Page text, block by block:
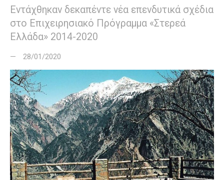
Εντάχθηκαν δεκαπέντε νέα επενδυτικά σχέδια
στο Επιχειρησιακό Πρόγραμμα «Στερεά
Ελλάδα» 2014-2020
28/01/2020